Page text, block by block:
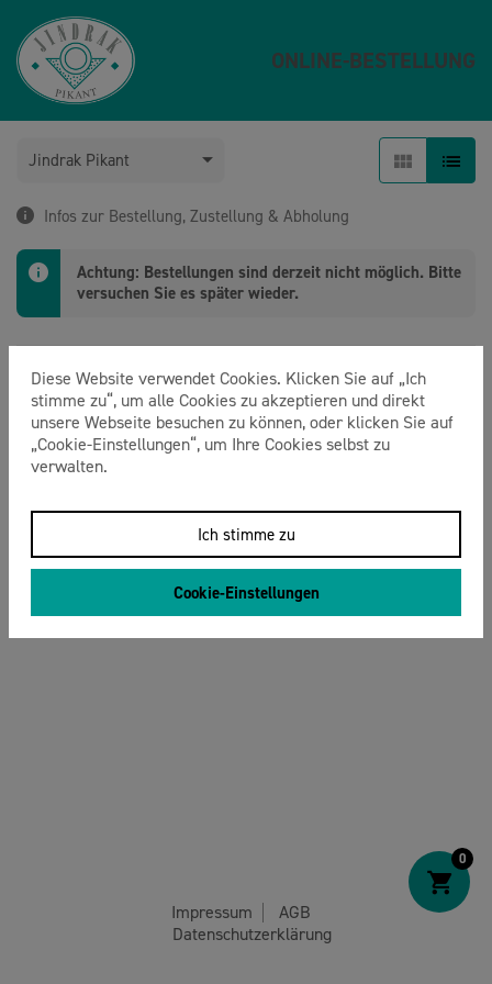
ONLINE-BESTELLUNG
0
Jindrak Pikant
Infos zur Bestellung, Zustellung & Abholung
Achtung: Bestellungen sind derzeit nicht möglich. Bitte
versuchen Sie es später wieder.
Sandwich
Pikant-Brötchen
kleine Mehlspeisen
Impressum
AGB
Datenschutzerklärung
Diese Website verwendet Cookies. Klicken Sie auf „Ich
stimme zu“, um alle Cookies zu akzeptieren und direkt
unsere Webseite besuchen zu können, oder klicken Sie auf
„Cookie-Einstellungen“, um Ihre Cookies selbst zu
verwalten.
Ich stimme zu
Cookie-Einstellungen